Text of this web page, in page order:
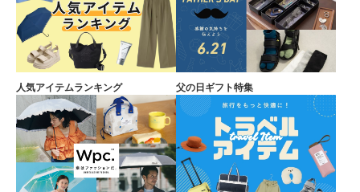
人気アイテムランキング 父の日ギフト特集